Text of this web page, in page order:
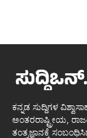
ಕನ್ನಡ ಸುದ್ದಿಗಳ
ಅಂತರರಾಷ್ಟ್ರೀಯ,
ತಂತ್ರಜ್ಞಾನಕ್ಕೆ